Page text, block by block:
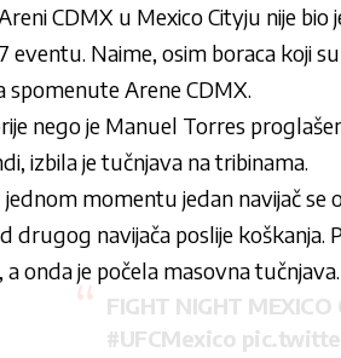
CDMX u Mexico Cityju nije
eventu. Naime, osim boraca koji
spomenute Arene CDMX.
nego je Manuel Torres
izbila je tučnjava na tribinama.
jednom momentu jedan navijač
drugog navijača poslije koškanja.
a onda je počela masovna tučnjava.
FIGHT NIGHT
#UFCMexico